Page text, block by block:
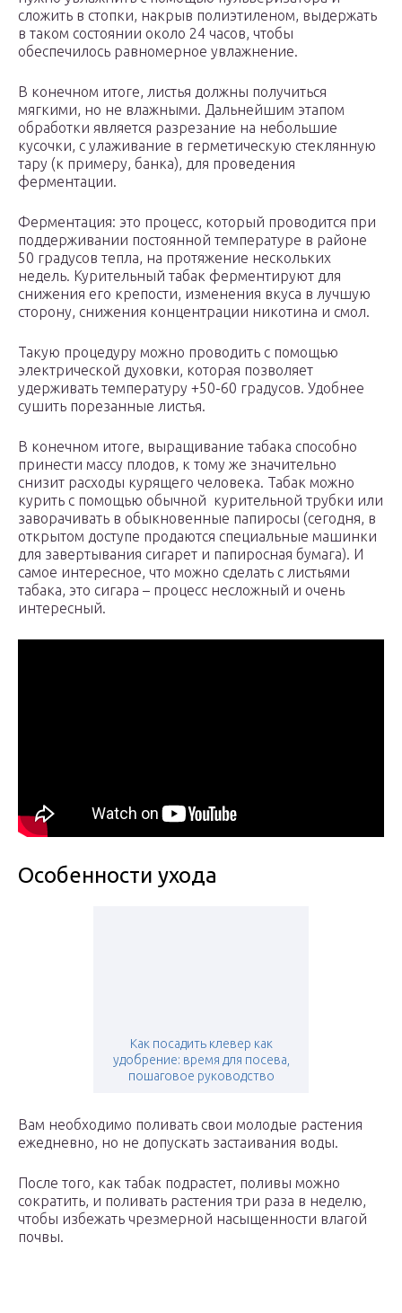
сложить в стопки, накрыв полиэтиленом, выдержать
в таком состоянии около 24 часов, чтобы
обеспечилось равномерное увлажнение.
В конечном итоге, листья должны получиться
мягкими, но не влажными. Дальнейшим этапом
обработки является разрезание на небольшие
кусочки, с улаживание в герметическую стеклянную
тару (к примеру, банка), для проведения
ферментации.
Ферментация: это процесс, который проводится при
поддерживании постоянной температуре в районе
50 градусов тепла, на протяжение нескольких
недель. Курительный табак ферментируют для
снижения его крепости, изменения вкуса в лучшую
сторону, снижения концентрации никотина и смол.
Такую процедуру можно проводить с помощью
электрической духовки, которая позволяет
удерживать температуру +50-60 градусов. Удобнее
сушить порезанные листья.
В конечном итоге, выращивание табака способно
принести массу плодов, к тому же значительно
снизит расходы курящего человека. Табак можно
курить с помощью обычной курительной трубки или
заворачивать в обыкновенные папиросы (сегодня, в
открытом доступе продаются специальные машинки
для завертывания сигарет и папиросная бумага). И
самое интересное, что можно сделать с листьями
табака, это сигара – процесс несложный и очень
интересный.
Особенности ухода
Как посадить клевер как
удобрение: время для посева,
пошаговое руководство
Вам необходимо поливать свои молодые растения
ежедневно, но не допускать застаивания воды.
После того, как табак подрастет, поливы можно
сократить, и поливать растения три раза в неделю,
чтобы избежать чрезмерной насыщенности влагой
почвы.